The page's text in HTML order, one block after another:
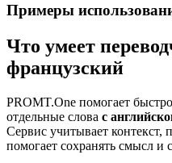
Примеры
Что умеет
французский
PROMT.One помогает
отдельные слова с
Сервис учитывает контекст,
помогает сохранять смысл и